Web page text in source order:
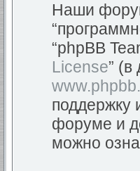
Наши
“phpBB
License”
поддержку
форуме и
можно